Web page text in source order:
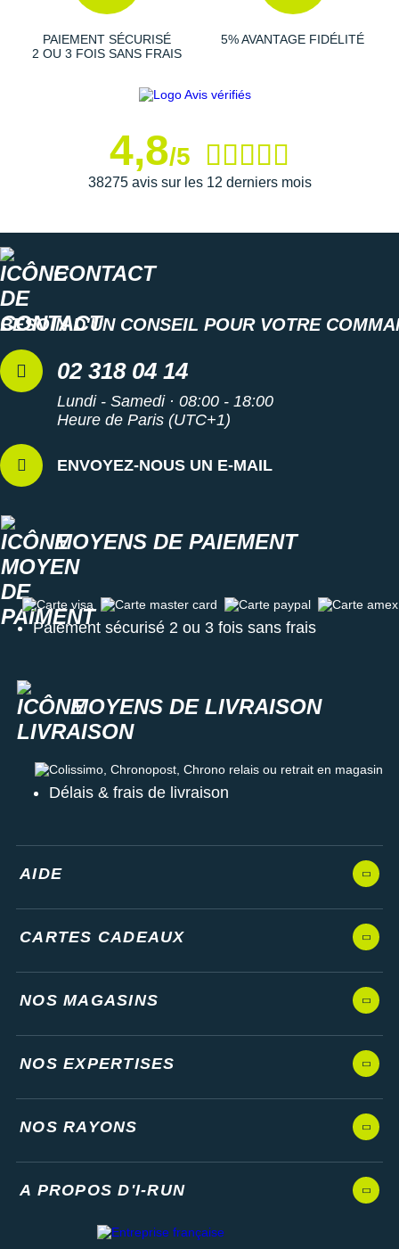
Semelle extérieure caoutchouc robuste
une parfaiteadhérence
à l'asphalte. Réparti
essentiellement sur l'avant et le médio-pied, le
de vos foulées.
Semelle intérieure amovible
Poids constaté chez i-Run : 269 g en taille 42
PAIEMENT SÉCURISÉ
2 OU 3 FOIS SANS FRAIS
5% AVANTAGE FIDÉLITÉ
4,8/5
38275 avis sur les 12 derniers mois
CONTACT
BESOIN D'UN CONSEIL POUR VOTRE
02 318 04 14
Lundi - Samedi · 08:00 - 18:00
Heure de Paris (UTC+1)
ENVOYEZ-NOUS UN E-MAIL
MOYENS DE PAIEMENT
Carte visa Carte master card Carte paypal Carte amex
Paiement sécurisé 2 ou 3 fois sans frais
MOYENS DE LIVRAISON
Colissimo, Chronopost, Chrono relais ou retrait en magasin
Délais & frais de livraison
AIDE
CARTES CADEAUX
NOS MAGASINS
NOS EXPERTISES
NOS RAYONS
A PROPOS D'I-RUN